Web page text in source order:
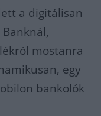
a digitálisan
mostanra
egy
bankolók